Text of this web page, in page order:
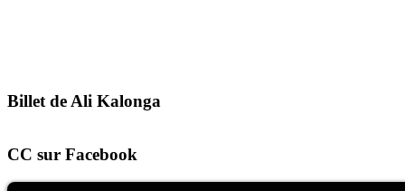
Billet de Ali Kalonga
CC sur Facebook